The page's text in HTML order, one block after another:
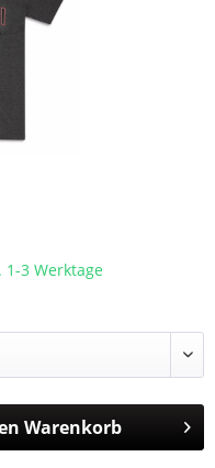
3 Werktage
Warenkorb